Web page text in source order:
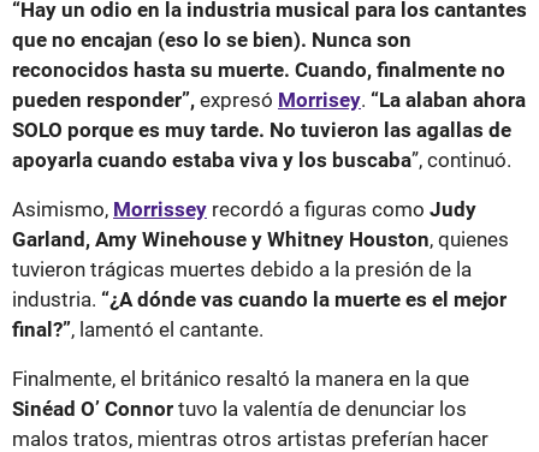
“Hay un odio en la industria musical para los cantantes
que no encajan (eso lo se bien). Nunca son
reconocidos hasta su muerte. Cuando, finalmente no
pueden responder”, expresó Morrisey. “La alaban ahora
SOLO porque es muy tarde. No tuvieron las agallas de
apoyarla cuando estaba viva y los buscaba”, continuó.
Asimismo, Morrissey recordó a figuras como Judy
Garland, Amy Winehouse y Whitney Houston, quienes
tuvieron trágicas muertes debido a la presión de la
industria. “¿A dónde vas cuando la muerte es el mejor
final?”, lamentó el cantante.
Finalmente, el británico resaltó la manera en la que
Sinéad O’ Connor tuvo la valentía de denunciar los
malos tratos, mientras otros artistas preferían hacer